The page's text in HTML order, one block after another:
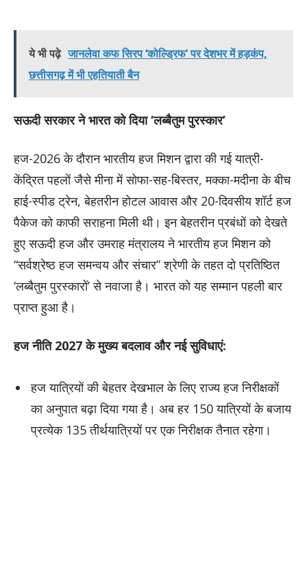
ये भी पढ़े जानलेवा कफ सिरप ‘कोल्ड्रिफ’ पर देशभर में हड़कंप,
छत्तीसगढ़ में भी एहतियाती बैन
सऊदी सरकार ने भारत को दिया ‘लब्बैतुम पुरस्कार’
हज-2026 के दौरान भारतीय हज मिशन द्वारा की गई यात्री-
केंद्रित पहलों जैसे मीना में सोफा-सह-बिस्तर, मक्का-मदीना के बीच
हाई-स्पीड ट्रेन, बेहतरीन होटल आवास और 20-दिवसीय शॉर्ट हज
पैकेज को काफी सराहना मिली थी। इन बेहतरीन प्रबंधों को देखते
हुए सऊदी हज और उमराह मंत्रालय ने भारतीय हज मिशन को
“सर्वश्रेष्ठ हज समन्वय और संचार” श्रेणी के तहत दो प्रतिष्ठित
‘लब्बैतुम पुरस्कारों’ से नवाजा है। भारत को यह सम्मान पहली बार
प्राप्त हुआ है।
हज नीति 2027 के मुख्य बदलाव और नई सुविधाएं:
हज यात्रियों की बेहतर देखभाल के लिए राज्य हज निरीक्षकों
का अनुपात बढ़ा दिया गया है। अब हर 150 यात्रियों के बजाय
प्रत्येक 135 तीर्थयात्रियों पर एक निरीक्षक तैनात रहेगा।